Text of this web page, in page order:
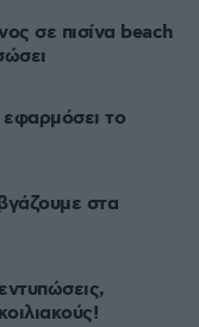
σε πισίνα beach
το
στα